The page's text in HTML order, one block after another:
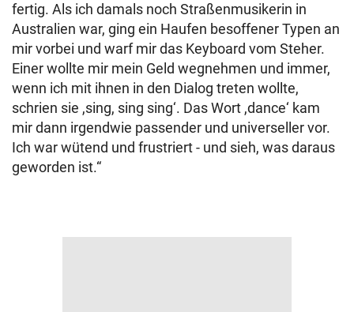
fertig. Als ich damals noch Straßenmusikerin in
Australien war, ging ein Haufen besoffener Typen an
mir vorbei und warf mir das Keyboard vom Steher.
Einer wollte mir mein Geld wegnehmen und immer,
wenn ich mit ihnen in den Dialog treten wollte,
schrien sie ,sing, sing sing‘. Das Wort ,dance‘ kam
mir dann irgendwie passender und universeller vor.
Ich war wütend und frustriert - und sieh, was daraus
geworden ist.“